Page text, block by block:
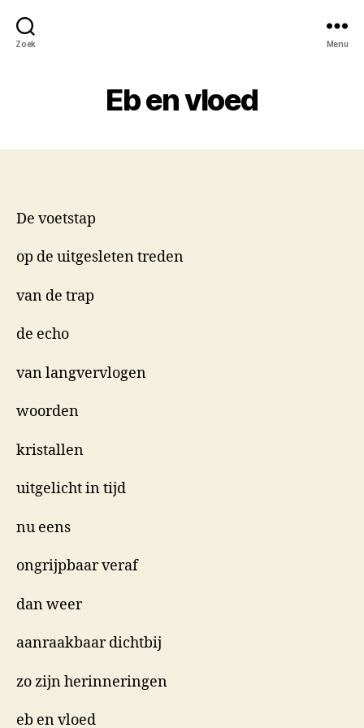
Zoek Menu
Eb en vloed
De voetstap
op de uitgesleten treden
van de trap
de echo
van langvervlogen
woorden
kristallen
uitgelicht in tijd
nu eens
ongrijpbaar veraf
dan weer
aanraakbaar dichtbij
zo zijn herinneringen
eb en vloed